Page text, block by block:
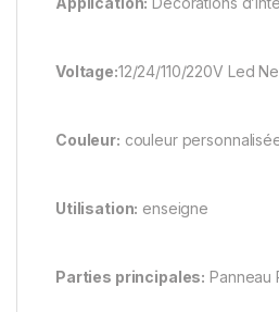
Voltage:12/24/110/220V Led
Couleur: couleur
Utilisation: enseigne
Parties principales: Panneau